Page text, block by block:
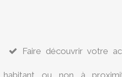
Faire découvrir votre
habitant ou non à